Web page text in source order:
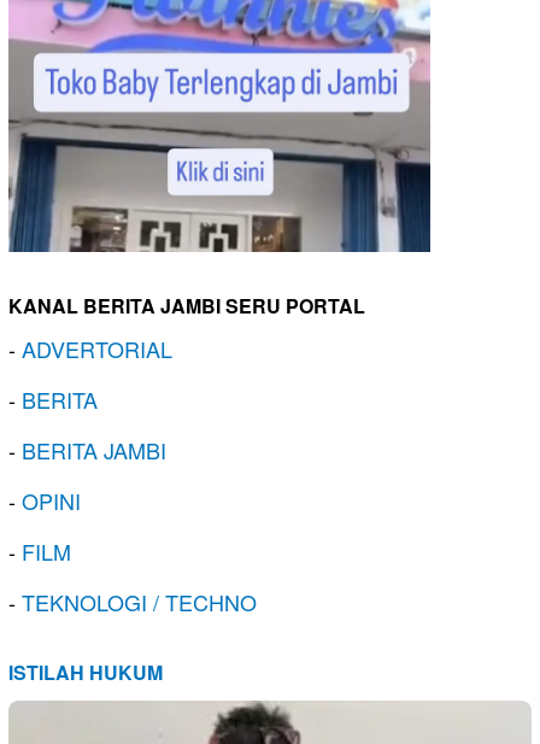
KANAL BERITA JAMBI SERU PORTAL
-ADVERTORIAL
- BERITA
- BERITA JAMBI
-OPINI
- FILM
-TEKNOLOGI / TECHNO
ISTILAH HUKUM